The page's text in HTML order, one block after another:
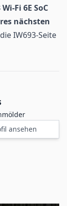
Fi 6E SoC
nächsten
IW693-Seite
ansehen